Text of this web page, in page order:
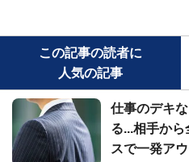
この記事の読者に
人気の記事
仕事のデキ
る...相手か
スで一発ア